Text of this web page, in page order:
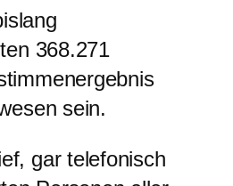
368.271
sein.
gar telefonisch